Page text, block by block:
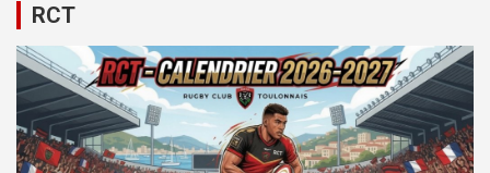
RCT